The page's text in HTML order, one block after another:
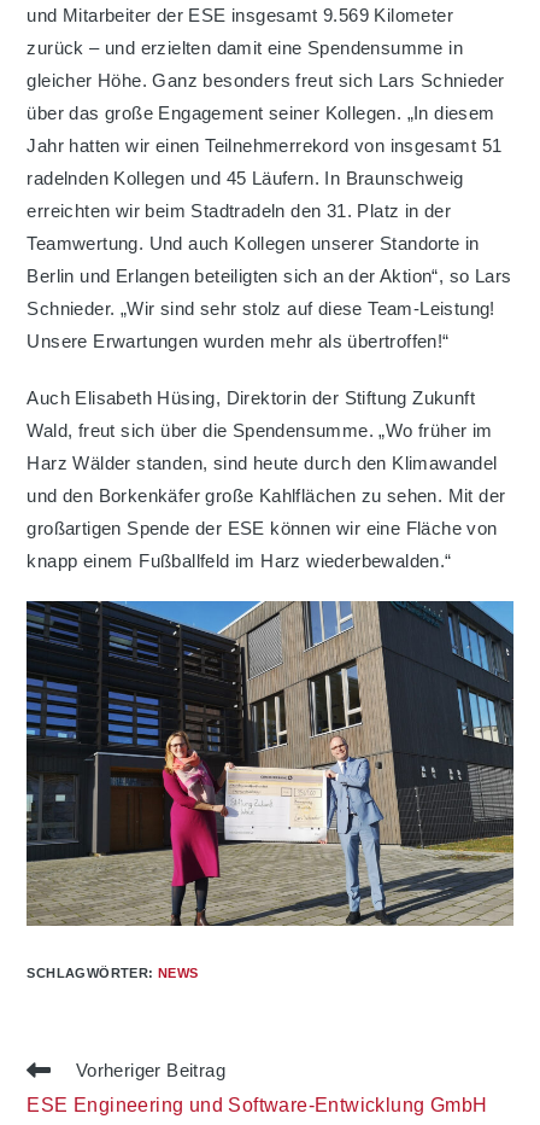
und Mitarbeiter der ESE insgesamt 9.569 Kilometer
zurück – und erzielten damit eine Spendensumme in
gleicher Höhe. Ganz besonders freut sich Lars Schnieder
über das große Engagement seiner Kollegen. „In diesem
Jahr hatten wir einen Teilnehmerrekord von insgesamt 51
radelnden Kollegen und 45 Läufern. In Braunschweig
erreichten wir beim Stadtradeln den 31. Platz in der
Teamwertung. Und auch Kollegen unserer Standorte in
Berlin und Erlangen beteiligten sich an der Aktion“, so Lars
Schnieder. „Wir sind sehr stolz auf diese Team-Leistung!
Unsere Erwartungen wurden mehr als übertroffen!“
Auch Elisabeth Hüsing, Direktorin der Stiftung Zukunft
Wald, freut sich über die Spendensumme. „Wo früher im
Harz Wälder standen, sind heute durch den Klimawandel
und den Borkenkäfer große Kahlflächen zu sehen. Mit der
großartigen Spende der ESE können wir eine Fläche von
knapp einem Fußballfeld im Harz wiederbewalden.“
SCHLAGWÖRTER:NEWS
Weitere
ansehen
Vorheriger Beitrag
ESE Engineering und Software-Entwicklung GmbH